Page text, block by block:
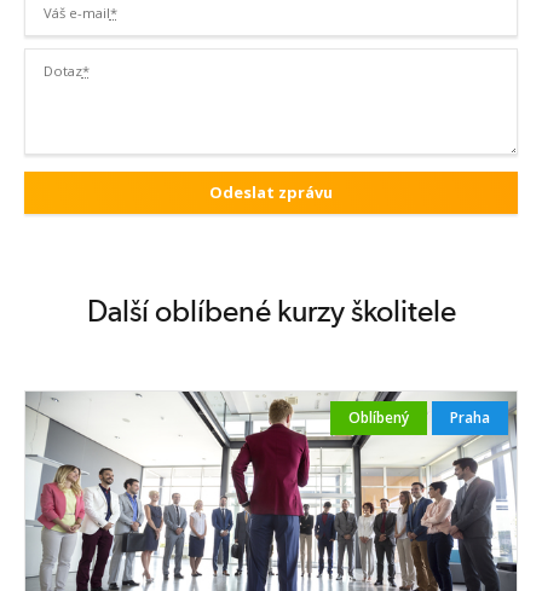
Váš e-mail*
Dotaz*
Další oblíbené kurzy školitele
Oblíbený Praha